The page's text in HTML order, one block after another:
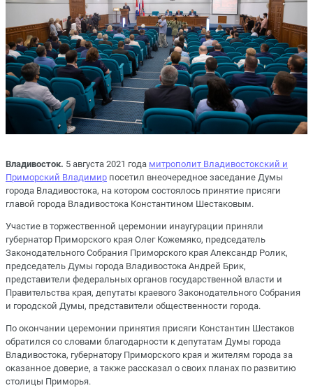
Владивосток. 5 августа 2021 года митрополит Владивостокский и
Приморский Владимир посетил внеочередное заседание Думы
города Владивостока, на котором состоялось принятие присяги
главой города Владивостока Константином Шестаковым.
Участие в торжественной церемонии инаугурации приняли
губернатор Приморского края Олег Кожемяко, председатель
Законодательного Собрания Приморского края Александр Ролик,
председатель Думы города Владивостока Андрей Брик,
представители федеральных органов государственной власти и
Правительства края, депутаты краевого Законодательного Собрания
и городской Думы, представители общественности города.
По окончании церемонии принятия присяги Константин Шестаков
обратился со словами благодарности к депутатам Думы города
Владивостока, губернатору Приморского края и жителям города за
оказанное доверие, а также рассказал о своих планах по развитию
столицы Приморья.